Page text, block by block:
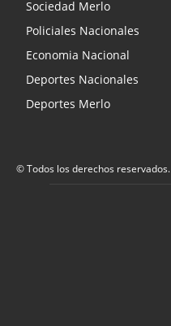
Sociedad Merlo
Policiales Nacionales
Economia Nacional
Deportes Nacionales
Deportes Merlo
© Todos los derechos reservados.